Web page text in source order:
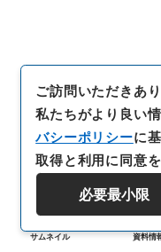
サムネイル 資料情
ご訪問いただきあ
私たちがより良い
バシーポリシーに
取得と利用に同意
必要最小限